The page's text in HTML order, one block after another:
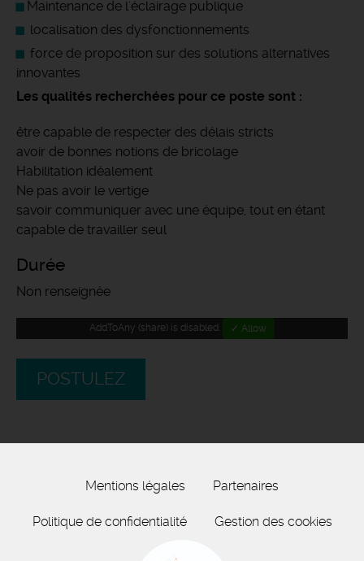
Maintenance de l'éclairage publique
localisation des dysfonctionnements
force de proposition sur des solutions alternatives
innovantes
Les qualités recherchées pour ce poste sont :
être capable de respecter des délais stricts
avoir de bonnes notions de bricolage
Habilitation idéalement
Ne pas avoir le vertige
savoir communiquer avec une équipe, tout en étant
capable de travailler seul
Durée
Non renseignée
AddToAny (share) is disabled. ✓ Allow
POSTULEZ
Mentions légales Partenaires
Politique de confidentialité Gestion des cookies